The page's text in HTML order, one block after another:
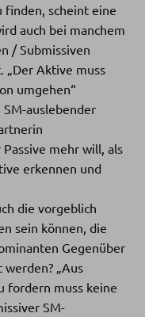
finden, scheint eine
auch bei manchem
/ Submissiven
Aktive muss
umgehen“
auslebender
mehr will, als
erkennen und
die vorgeblich
sein können, die
Gegenüber
„Aus
fordern muss keine
SM-